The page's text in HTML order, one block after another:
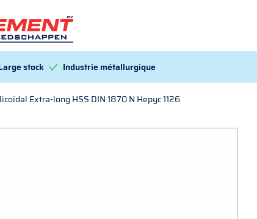
stock Industrie métallurgique
Extra-long HSS DIN 1870 N Hepyc 1126